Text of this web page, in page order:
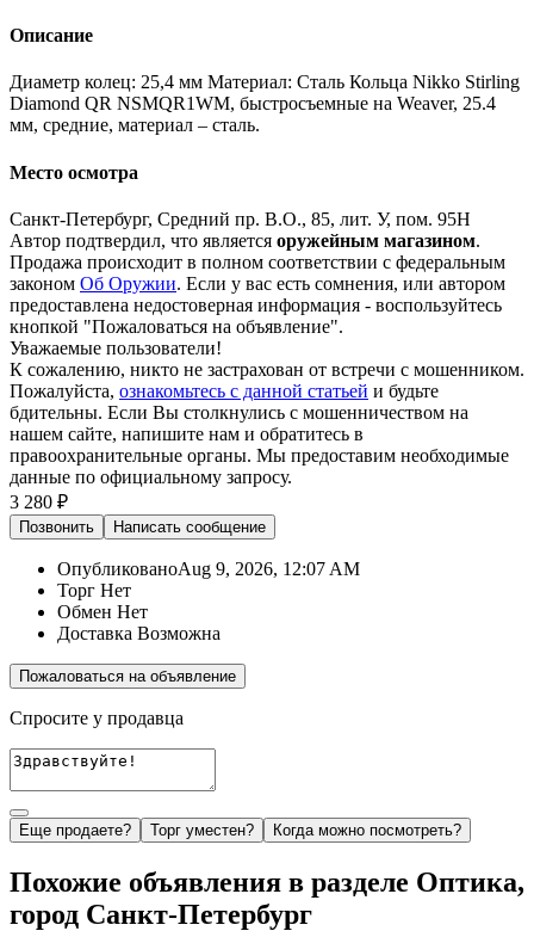
Описание
Диаметр колец: 25,4 мм Материал: Сталь Кольца Nikko Stirling
Diamond QR NSMQR1WM, быстросъемные на Weaver, 25.4
мм, средние, материал – сталь.
Место осмотра
Санкт-Петербург, Средний пр. В.О., 85, лит. У, пом. 95Н
Автор подтвердил, что является оружейным магазином.
Продажа происходит в полном соответствии с федеральным
законом Об Оружии. Если у вас есть сомнения, или автором
предоставлена недостоверная информация - воспользуйтесь
кнопкой "Пожаловаться на объявление".
Уважаемые пользователи!
К сожалению, никто не застрахован от встречи с мошенником.
Пожалуйста, ознакомьтесь с данной статьей и будьте
бдительны. Если Вы столкнулись с мошенничеством на
нашем сайте, напишите нам и обратитесь в
правоохранительные органы. Мы предоставим необходимые
данные по официальному запросу.
3 280 ₽
Позвонить Написать сообщение
ОпубликованоAug 9, 2026, 12:07 AM
Торг Нет
Обмен Нет
Доставка Возможна
Пожаловаться на объявление
Спросите у продавца
Еще продаете? Торг уместен? Когда можно посмотреть?
Похожие объявления в разделе Оптика,
город Санкт-Петербург